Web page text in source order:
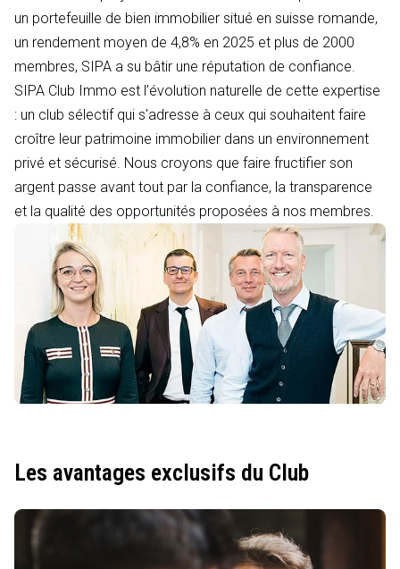
un portefeuille de bien immobilier situé en suisse romande,
un rendement moyen de 4,8% en 2025 et plus de 2000
membres, SIPA a su bâtir une réputation de confiance.
SIPA Club Immo est l'évolution naturelle de cette expertise
: un club sélectif qui s'adresse à ceux qui souhaitent faire
croître leur patrimoine immobilier dans un environnement
privé et sécurisé. Nous croyons que faire fructifier son
argent passe avant tout par la confiance, la transparence
et la qualité des opportunités proposées à nos membres.
Les avantages exclusifs du Club